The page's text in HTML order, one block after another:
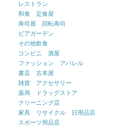
レストラン
和食 定食屋
寿司屋 回転寿司
ビアガーデン
その他飲食
コンビニ 酒屋
ファッション アパレル
書店 古本屋
雑貨 アクセサリー
薬局 ドラッグストア
クリーニング店
家具 リサイクル 日用品店
スポーツ用品店